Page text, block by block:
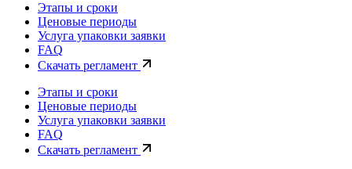
Этапы и сроки
Ценовые периоды
Услуга упаковки заявки
FAQ
Скачать регламент
Этапы и сроки
Ценовые периоды
Услуга упаковки заявки
FAQ
Скачать регламент